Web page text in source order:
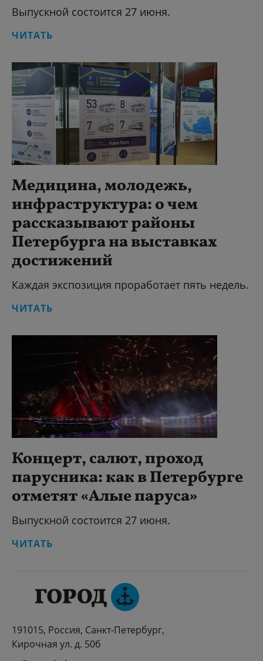
Выпускной состоится 27 июня.
ЧИТАТЬ
Медицина, молодежь,
инфраструктура: о чем
рассказывают районы
Петербурга на выставках
достижений
Каждая экспозиция проработает пять недель.
ЧИТАТЬ
Концерт, салют, проход
парусника: как в Петербурге
отметят «Алые паруса»
Выпускной состоится 27 июня.
ЧИТАТЬ
191015, Россия, Санкт-Петербург,
Кирочная ул. д. 50б